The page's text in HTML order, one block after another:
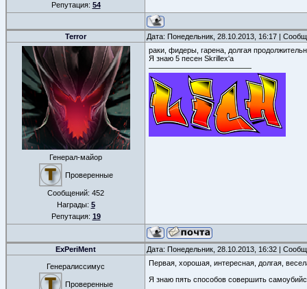
Репутация: 54
Terror Дата: Понедельник, 28.10.2013, 16:17 |
Генерал-майор
Проверенные
Сообщений: 452
Награды: 5
Репутация: 19
раки, фидеры, гарена, долгая
Я знаю 5 песен Skrillex'а
ExPeriMent Дата: Понедельник, 28.10.2013, 16:32 |
Генералиссимус
Проверенные
Первая, хорошая, интересная, долгая,
Я знаю пять способов совершить